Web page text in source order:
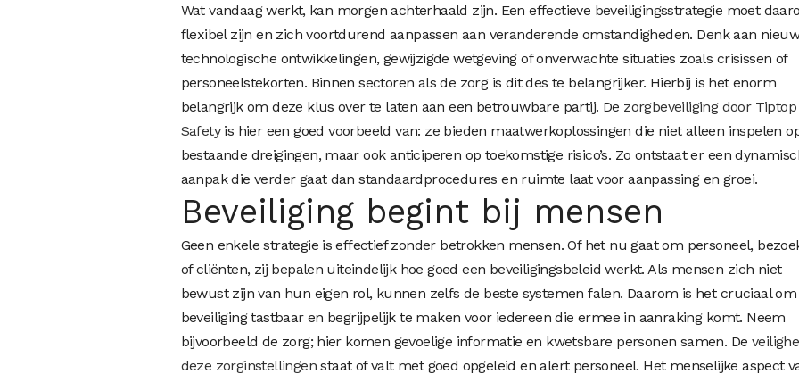
Wat vandaag werkt, kan morgen achterhaald zijn. Een effectieve beveiligingsstrategie moet
flexibel zijn en zich voortdurend aanpassen aan veranderende omstandigheden. Denk aan
technologische ontwikkelingen, gewijzigde wetgeving of onverwachte situaties zoals crisissen of
personeelstekorten. Binnen sectoren als de zorg is dit des te belangrijker. Hierbij is het enorm
belangrijk om deze klus over te laten aan een betrouwbare partij. De zorgbeveiliging door Tiptop
Safetyis hier een goed voorbeeld van: ze bieden maatwerkoplossingen die niet alleen inspelen
bestaande dreigingen, maar ook anticiperen op toekomstige risico’s. Zo ontstaat er een
aanpak die verder gaat dan standaardprocedures en ruimte laat voor aanpassing en groei.
Beveiliging begint bij mensen
Geen enkele strategie is effectief zonder betrokken mensen. Of het nu gaat om personeel,
of cliënten, zij bepalen uiteindelijk hoe goed een beveiligingsbeleid werkt. Als mensen zich niet
bewust zijn van hun eigen rol, kunnen zelfs de beste systemen falen. Daarom is het cruciaal om
beveiliging tastbaar en begrijpelijk te maken voor iedereen die ermee in aanraking komt. Neem
bijvoorbeeld de zorg; hier komen gevoelige informatie en kwetsbare personen samen. De
deze zorginstellingenstaat of valt met goed opgeleid en alert personeel. Het menselijke aspect